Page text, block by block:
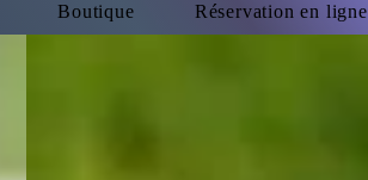
Boutique Réservation en ligne